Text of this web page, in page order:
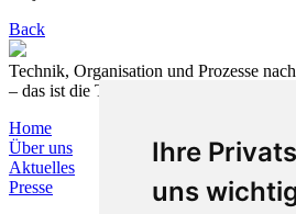
Ihre
uns
Back
Technik, Organisation und Prozesse
– das ist die T&O Group.
Home
Über uns
Aktuelles
Presse